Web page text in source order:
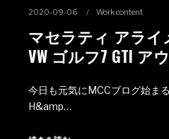
2020-09-06 Work content
マセラティ アライ
VW ゴルフ7 GTI ア
今日も元気にMCCブログ始ま
H&amp…